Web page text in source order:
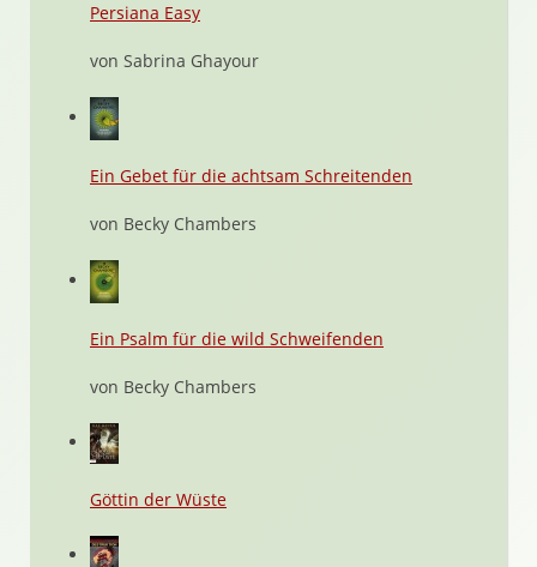
Persiana Easy
von Sabrina Ghayour
Ein Gebet für die achtsam Schreitenden
von Becky Chambers
Ein Psalm für die wild Schweifenden
von Becky Chambers
Göttin der Wüste